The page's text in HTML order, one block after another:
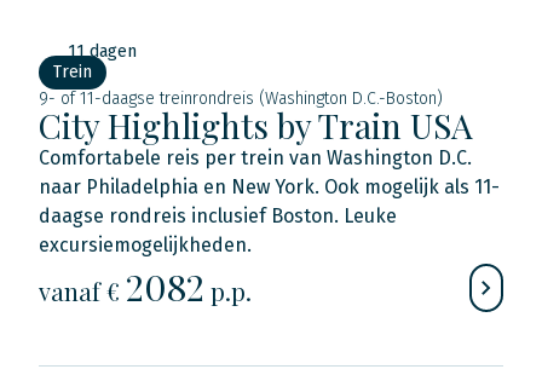
11 dagen
Trein
9- of 11-daagse treinrondreis (Washington D.C.-Boston)
City Highlights by Train USA
Comfortabele reis per trein van Washington D.C.
naar Philadelphia en New York. Ook mogelijk als 11-
daagse rondreis inclusief Boston. Leuke
excursiemogelijkheden.
vanaf € 2082 p.p.